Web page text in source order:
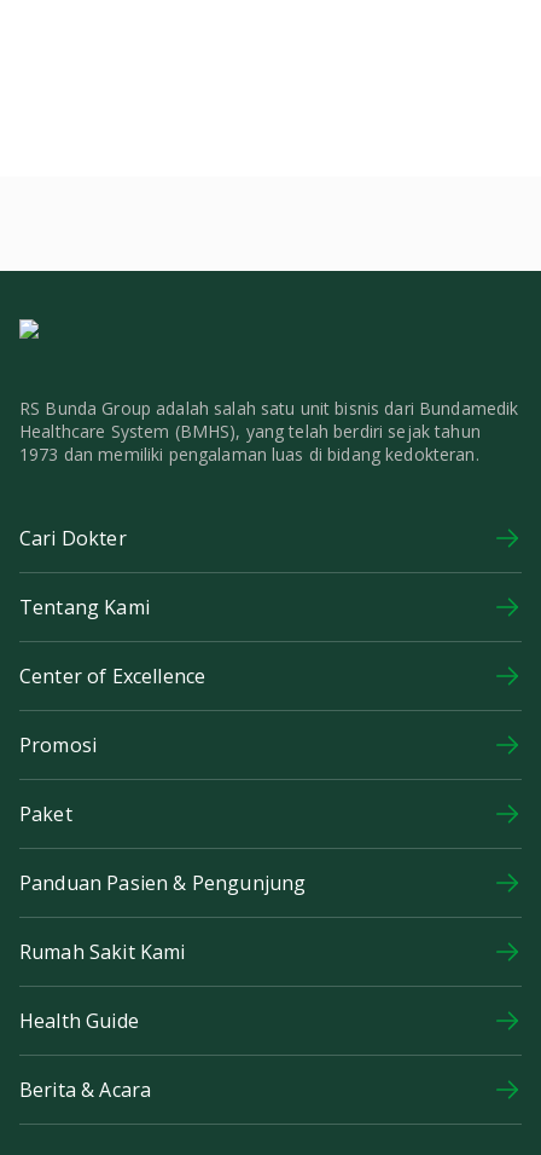
RS Bunda Group adalah salah satu unit bisnis dari Bundamedik
Healthcare System (BMHS), yang telah berdiri sejak tahun
1973 dan memiliki pengalaman luas di bidang kedokteran.
Cari Dokter
Tentang Kami
Center of Excellence
Promosi
Paket
Panduan Pasien & Pengunjung
Rumah Sakit Kami
Health Guide
Berita & Acara